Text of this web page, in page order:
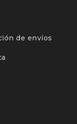
de envíos